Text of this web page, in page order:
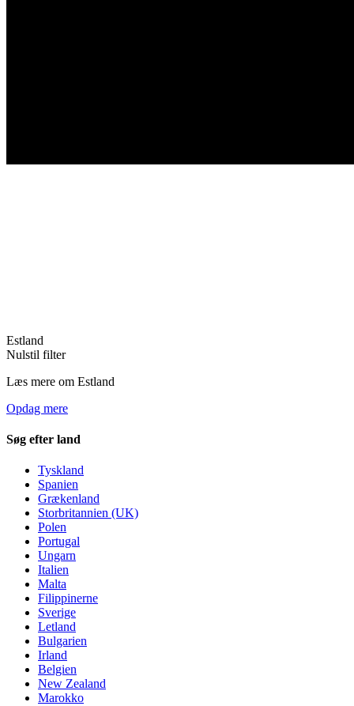
Estland
Nulstil filter
Læs mere om Estland
Opdag mere
Søg efter land
Tyskland
Spanien
Grækenland
Storbritannien (UK)
Polen
Portugal
Ungarn
Italien
Malta
Filippinerne
Sverige
Letland
Bulgarien
Irland
Belgien
New Zealand
Marokko